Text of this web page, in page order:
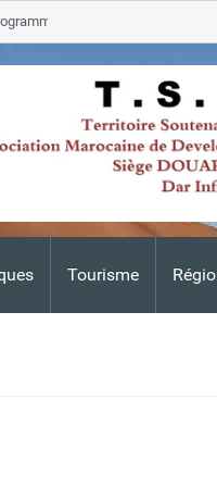
Tourisme
de rehabilitation post-